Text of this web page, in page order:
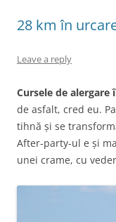
28 km în
Leave a reply
Cursele de alergare
de asfalt, cred eu.
tihnă și se
After-party-ul e și
unei crame, cu